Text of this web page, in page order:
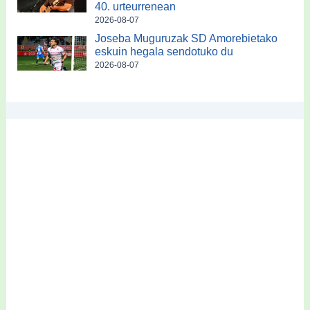
40. urteurrenean
2026-08-07
Joseba Muguruzak SD Amorebietako
eskuin hegala sendotuko du
2026-08-07